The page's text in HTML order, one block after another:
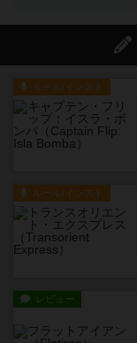
ルール/インスト
ルール/インスト
レビュー